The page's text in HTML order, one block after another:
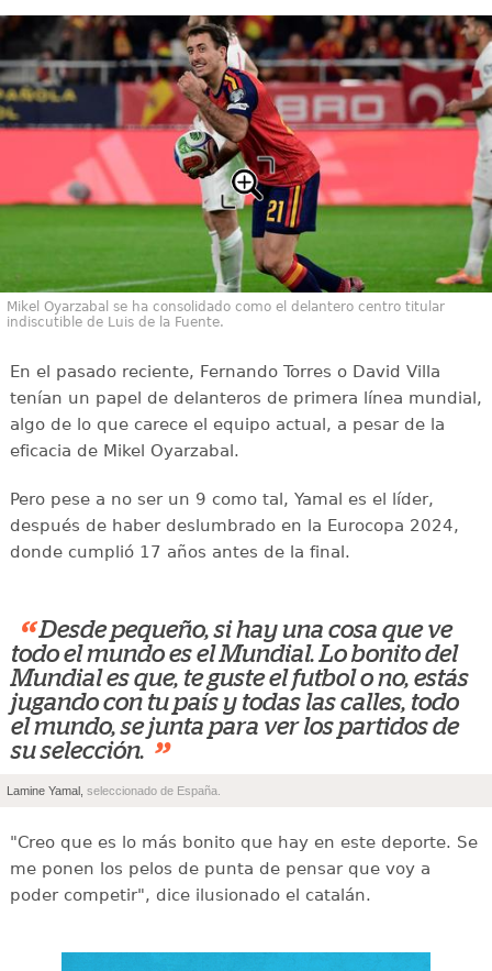
Mikel Oyarzabal se ha consolidado como el delantero centro titular
indiscutible de Luis de la Fuente.
En el pasado reciente, Fernando Torres o David Villa
tenían un papel de delanteros de primera línea mundial,
algo de lo que carece el equipo actual, a pesar de la
eficacia de Mikel Oyarzabal.
Pero pese a no ser un 9 como tal, Yamal es el líder,
después de haber deslumbrado en la Eurocopa 2024,
donde cumplió 17 años antes de la final.
“ Desde pequeño, si hay una cosa que ve
todo el mundo es el Mundial. Lo bonito del
Mundial es que, te guste el futbol o no, estás
jugando con tu país y todas las calles, todo
el mundo, se junta para ver los partidos de
su selección. ”
Lamine Yamal, seleccionado de España.
"Creo que es lo más bonito que hay en este deporte. Se
me ponen los pelos de punta de pensar que voy a
poder competir", dice ilusionado el catalán.